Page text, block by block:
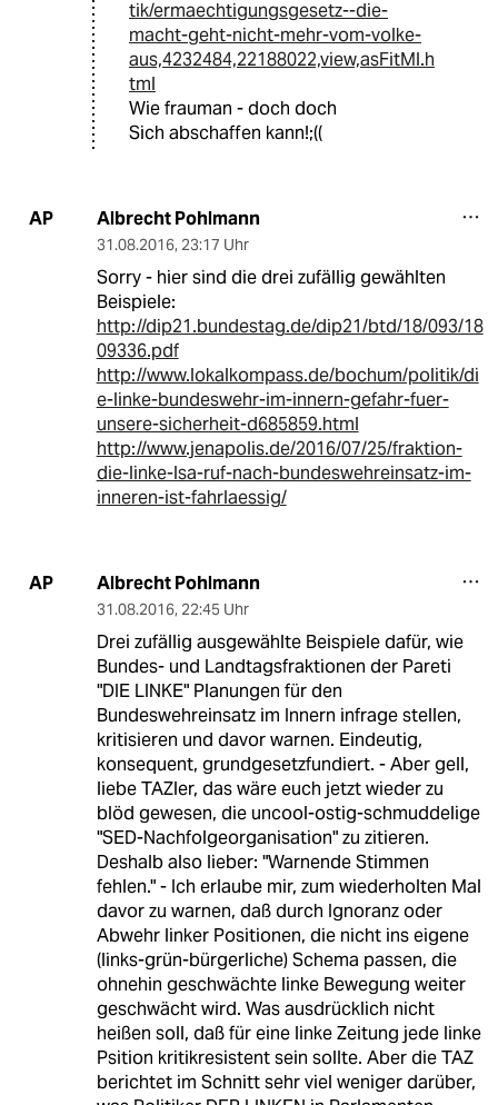
tik/ermaechtigungsgesetz--die-
macht-geht-nicht-mehr-vom-volke-
aus,4232484,22188022,view,asFitMl.h
tml
Wie frauman - doch doch
Sich abschaffen kann!;((
AP Albrecht Pohlmann
31.08.2016, 23:17 Uhr
Sorry - hier sind die drei zufällig gewählten
Beispiele:
http://dip21.bundestag.de/dip21/btd/18/093/18
09336.pdf
http://www.lokalkompass.de/bochum/politik/di
e-linke-bundeswehr-im-innern-gefahr-fuer-
unsere-sicherheit-d685859.html
http://www.jenapolis.de/2016/07/25/fraktion-
die-linke-lsa-ruf-nach-bundeswehreinsatz-im-
inneren-ist-fahrlaessig/
AP Albrecht Pohlmann
31.08.2016, 22:45 Uhr
Drei zufällig ausgewählte Beispiele dafür, wie
Bundes- und Landtagsfraktionen der Pareti
"DIE LINKE" Planungen für den
Bundeswehreinsatz im Innern infrage stellen,
kritisieren und davor warnen. Eindeutig,
konsequent, grundgesetzfundiert. - Aber gell,
liebe TAZler, das wäre euch jetzt wieder zu
blöd gewesen, die uncool-ostig-schmuddelige
"SED-Nachfolgeorganisation" zu zitieren.
Deshalb also lieber: "Warnende Stimmen
fehlen." - Ich erlaube mir, zum wiederholten Mal
davor zu warnen, daß durch Ignoranz oder
Abwehr linker Positionen, die nicht ins eigene
(links-grün-bürgerliche) Schema passen, die
ohnehin geschwächte linke Bewegung weiter
geschwächt wird. Was ausdrücklich nicht
heißen soll, daß für eine linke Zeitung jede linke
Psition kritikresistent sein sollte. Aber die TAZ
berichtet im Schnitt sehr viel weniger darüber,